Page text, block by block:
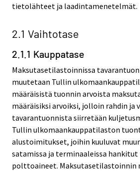
tietolähteet ja laadintamenetelmät.
2.1 Vaihtotase
2.1.1 Kauppatase
Maksutasetilastoinnissa
muutetaan Tullin
määräisistä tuonnin arvoista
määräisiksi arvoiksi, jolloin rahdin ja
tavarantuonnista siirretään
Tullin ulkomaankauppatilaston
alustoimitukset, joihin kuuluvat
satamissa ja terminaaleissa hankitut
polttoaineet. Maksutasetilastoinnin